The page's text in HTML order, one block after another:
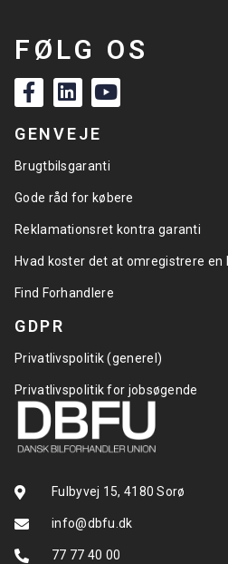
FØLG OS
GENVEJE
Brugtbilsgaranti
Gode råd for købere
Reklamationsret kontra garanti
Hvad koster det at omregistrere en
Find Forhandlere
GDPR
Privatlivspolitik (generel)
Privatlivspolitik for jobsøgende
Fulbyvej 15, 4180 Sorø
info@dbfu.dk
77 77 40 00